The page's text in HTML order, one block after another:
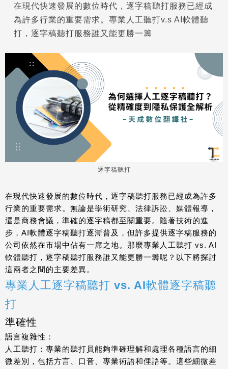
在現代快速發展的數位時代，逐字稿聽打服務已經成
為許多行業的重要需求。專業人工聽打v.s AI軟體聽
打，逐字稿聽打服務誰又能更勝一籌
逐字稿聽打
在現代快速發展的數位時代，逐字稿聽打服務已經成為許多
行業的重要需求。無論是學術研究、法律訴訟、媒體報導，
還是商務會議，準確的逐字稿都至關重要。隨著技術的進
步，AI軟體逐字稿聽打逐漸普及，但許多提供逐字稿服務的
公司依然在市場中佔有一席之地。那麼專業人工聽打 vs. AI
軟體聽打，逐字稿聽打服務誰又能更勝一籌呢？以下將探討
這兩者之間的主要差異。
專業人工逐字稿聽打 vs. AI軟體逐字稿聽
打
準確性
語言複雜性 ：
人工聽打 ：專業的聽打員能夠準確理解和處理各種語言的細
微差別，包括方言、口音、專業術語和俚語等。這些細微差